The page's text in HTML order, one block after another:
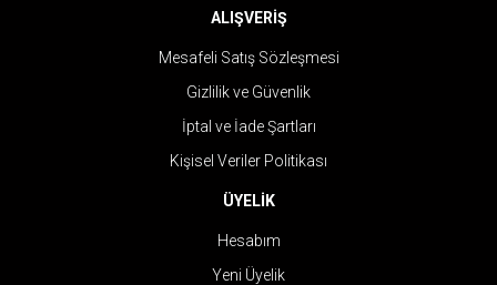
ALIŞVERİŞ
Mesafeli Satış Sözleşmesi
Gizlilik ve Güvenlik
İptal ve İade Şartları
Kişisel Veriler Politikası
ÜYELİK
Hesabım
Yeni Üyelik